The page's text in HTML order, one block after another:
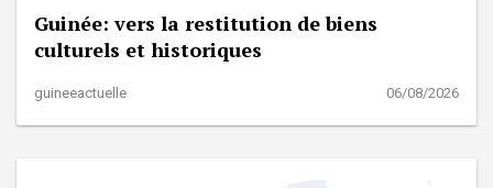
Guinée: vers la restitution de biens
culturels et historiques
guineeactuelle 06/08/2026